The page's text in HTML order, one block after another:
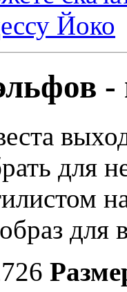
Йоко
-
для
для